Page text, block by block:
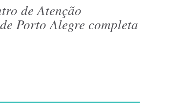
de Atenção
Porto Alegre completa